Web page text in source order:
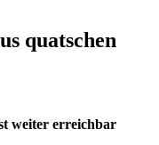
quatschen
weiter erreichbar